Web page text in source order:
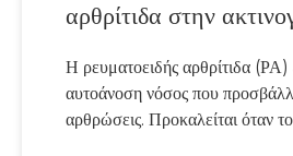
αρθρίτιδα στην
Η ρευματοειδής αρθρίτιδα (ΡΑ)
αυτοάνοση νόσος που
αρθρώσεις. Προκαλείται όταν